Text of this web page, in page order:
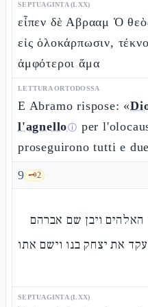
SEPTUAGINTA (LXX)
εἶπεν δὲ Αβρααμ Ὁ
εἰς ὁλοκάρπωσιν,
ἀμφότεροι ἅμα
LETTURA ORTODOSSA
E Abramo rispose: «
l'agnelloⓘ per
proseguirono tutti e
9 🗝️2
ויבן שם אברהם
את יצחק בנו וישם אתו
SEPTUAGINTA (LXX)